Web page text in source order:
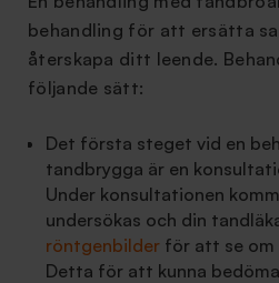
behandling för att ersätta
återskapa ditt leende.
följande sätt:
Det första steget vid en
tandbrygga är en
Under konsultationen
undersökas och din
röntgenbilder för att se
Detta för att kunna